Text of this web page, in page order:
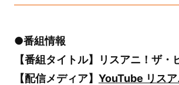
●番組情報
【番組タイトル】リスアニ！ザ・
【配信メディア】 YouTube リス